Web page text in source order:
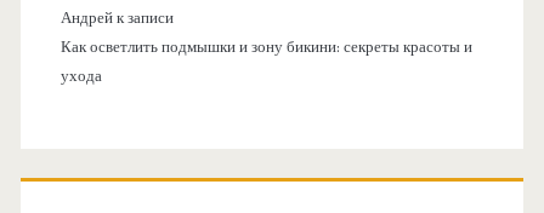
Андрейк записи
Как осветлить подмышки и зону бикини: секреты красоты и
ухода